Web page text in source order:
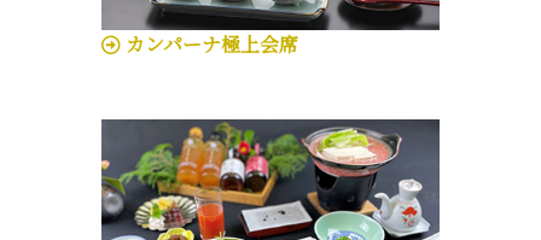
カンパーナ極上会席